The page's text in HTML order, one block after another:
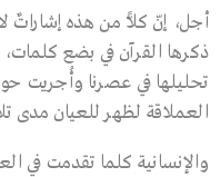
أجل، إنّ كلًّا من هذه إشاراتٌ
ذكرها القرآن في بضع
تحليلها في عصرنا وأُجريت
العملاقة لظهر للعيان مدى
والإنسانية كلما تقدمت في